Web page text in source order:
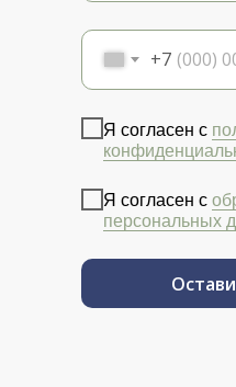
+7
Я согласен с
Я согласен с
персональных